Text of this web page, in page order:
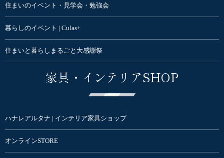
住まいのイベント・見学会・勉強会
暮らしのイベント | Culas+
住まいと暮らしまるごと大感謝祭
家具・インテリアSHOP
ハナレアルタナ | インテリア家具ショップ
オンラインSTORE